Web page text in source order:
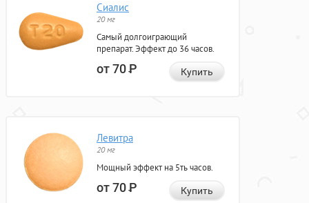
Сиалис
20 мг
Самый долгоиграющий
препарат. Эффект до 36 часов.
от 70Р Купить
Левитра
20 мг
Мощный эффект на 5ть часов.
от 70Р Купить